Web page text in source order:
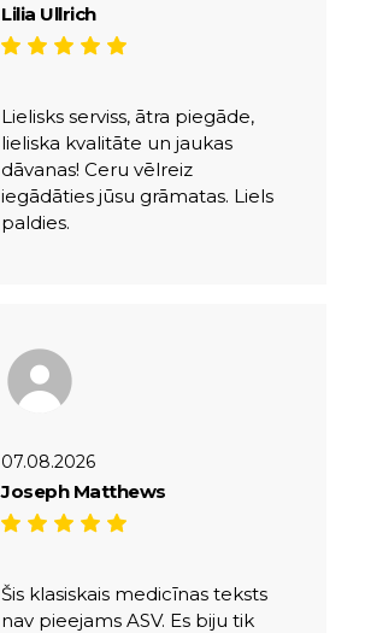
Lilia Ullrich
Lielisks serviss, ātra piegāde,
lieliska kvalitāte un jaukas
dāvanas! Ceru vēlreiz
iegādāties jūsu grāmatas. Liels
paldies.
07.08.2026
Joseph Matthews
Šis klasiskais medicīnas teksts
nav pieejams ASV. Es biju tik